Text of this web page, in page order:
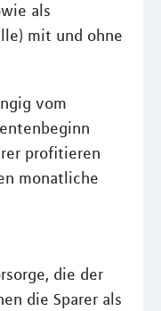
als
mit und ohne
vom
profitieren
monatliche
die der
die Sparer als